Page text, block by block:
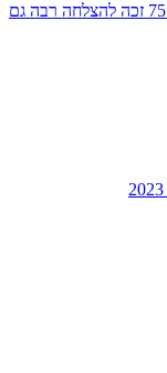
הלב של טבעון – טקס גני הילדים לכבוד עצמאות 75 זכה להצלחה רבה גם